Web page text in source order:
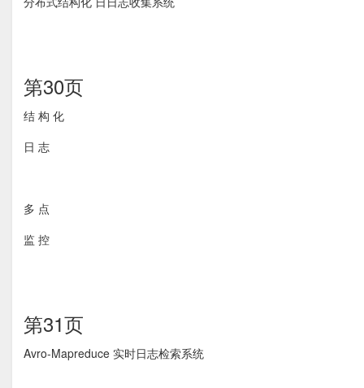
第30页
结 构 化
日 志
多 点
监 控
第31页
Avro-Mapreduce 实时日志检索系统